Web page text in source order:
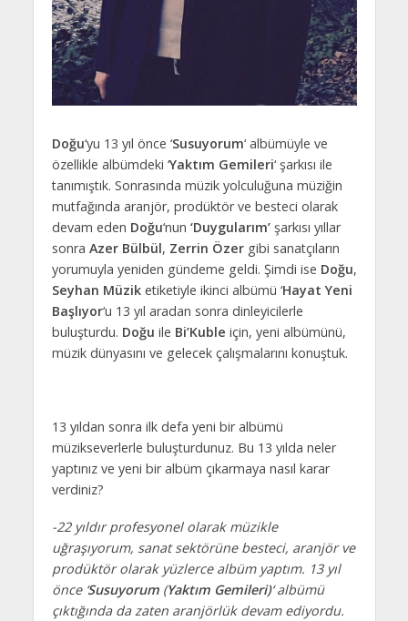
Doğu‘yu 13 yıl önce ‘Susuyorum‘ albümüyle ve
özellikle albümdeki ‘Yaktım Gemileri‘ şarkısı ile
tanımıştık. Sonrasında müzik yolculuğuna müziğin
mutfağında aranjör, prodüktör ve besteci olarak
devam eden Doğu‘nun ‘Duygularım’şarkısı yıllar
sonra Azer Bülbül, Zerrin Özergibi sanatçıların
yorumuyla yeniden gündeme geldi. Şimdi ise Doğu,
Seyhan Müziketiketiyle ikinci albümü ‘Hayat Yeni
Başlıyor‘u 13 yıl aradan sonra dinleyicilerle
buluşturdu. Doğu ile Bi’Kuble için, yeni albümünü,
müzik dünyasını ve gelecek çalışmalarını konuştuk.
13 yıldan sonra ilk defa yeni bir albümü
müzikseverlerle buluşturdunuz. Bu 13 yılda neler
yaptınız ve yeni bir albüm çıkarmaya nasıl karar
verdiniz?
-22 yıldır profesyonel olarak müzikle
uğraşıyorum, sanat sektörüne besteci, aranjör ve
prodüktör olarak yüzlerce albüm yaptım. 13 yıl
önce ‘ Susuyorum(Yaktım Gemileri)‘ albümü
çıktığında da zaten aranjörlük devam ediyordu.